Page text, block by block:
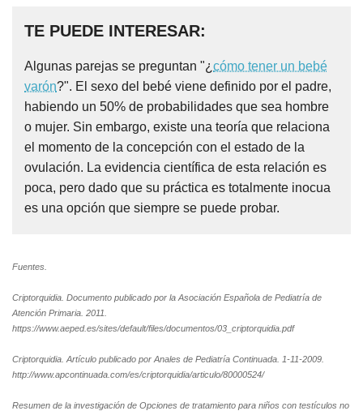
TE PUEDE INTERESAR:
Algunas parejas se preguntan "¿ cómo tener un bebé
varón?". El sexo del bebé viene definido por el padre,
habiendo un 50% de probabilidades que sea hombre
o mujer. Sin embargo, existe una teoría que relaciona
el momento de la concepción con el estado de la
ovulación. La evidencia científica de esta relación es
poca, pero dado que su práctica es totalmente inocua
es una opción que siempre se puede probar.
Fuentes.
Criptorquidia. Documento publicado por la Asociación Española de Pediatría de
Atención Primaria. 2011.
https://www.aeped.es/sites/default/files/documentos/03_criptorquidia.pdf
Criptorquidia. Artículo publicado por Anales de Pediatría Continuada. 1-11-2009.
http://www.apcontinuada.com/es/criptorquidia/articulo/80000524/
Resumen de la investigación de Opciones de tratamiento para niños con testículos no